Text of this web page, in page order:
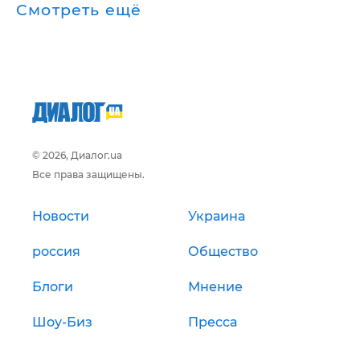
Смотреть ещё
© 2026, Диалог.ua
Все права защищены.
Новости Украина
россия Общество
Блоги Мнение
Шоу-Биз Пресса